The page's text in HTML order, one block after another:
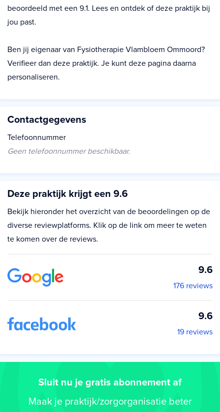
beoordeeld met een 9.1. Lees en ontdek of deze praktijk bij
jou past.
Ben jij eigenaar van Fysiotherapie Vlambloem Ommoord?
Verifieer dan deze praktijk. Je kunt deze pagina daarna
personaliseren.
Contactgegevens
Telefoonnummer
Geen telefoonnummer beschikbaar.
Deze praktijk krijgt een 9.6
Bekijk hieronder het overzicht van de beoordelingen op de
diverse reviewplatforms. Klik op de link om meer te weten
te komen over de reviews.
9.6
176 reviews
9.6
19 reviews
Sluit nu je gratis abonnement af
Maak je praktijk/zorgorganisatie beter